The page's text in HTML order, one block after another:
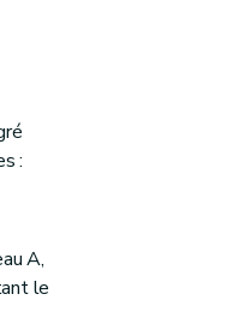
:
A,
le